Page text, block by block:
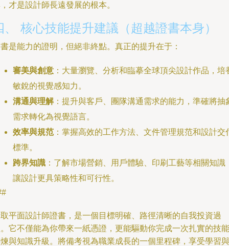
才是設計師長遠發展的根本。
、 核心技能提升建議（超越證書本身）
是能力的證明，但絕非終點。真正的提升在于：
審美與創意 ：大量瀏覽、分析和臨摹全球頂尖設計作品，培
敏銳的視覺感知力。
溝通與理解：提升與客戶、團隊溝通需求的能力，準確將抽
需求轉化為視覺語言。
效率與規范：掌握高效的工作方法、文件管理規范和設計交
標準。
跨界知識 ：了解市場營銷、用戶體驗、印刷工藝等相關知識
讓設計更具策略性和可行性。
平面設計師證書，是一個目標明確、路徑清晰的自我投資過
它不僅能為你帶來一紙憑證，更能驅動你完成一次扎實的技能
與知識升級。將備考視為職業成長的一個里程碑，享受學習與